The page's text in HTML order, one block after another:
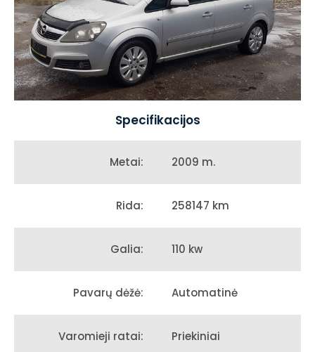
Specifikacijos
Metai: 2009 m.
Rida: 258147 km
Galia: 110 kw
Pavarų dėžė: Automatinė
Varomieji ratai: Priekiniai